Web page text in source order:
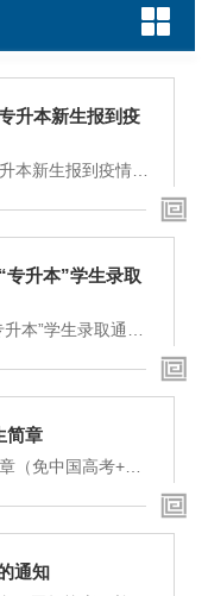
升本新生报到疫
本新生报到疫情防
期盼着你们的到
根据四川省教育厅
现居海南、西藏、
天有上述地区和
缓返校；2....
专升本”学生录取
本”学生录取通知
拔考试中，以优异
于做好2022 年普通
学校专升本考试报
〕6号）等文
简章
（免中国高考+免
考。在日本，留学
课程，必须先参加
础之上再参加各
通知